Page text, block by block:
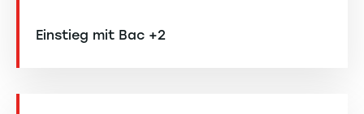
Einstieg mit Bac +2